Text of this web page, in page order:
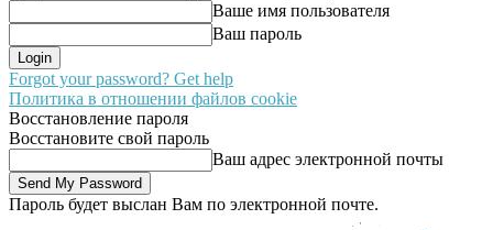
Ваше имя пользователя
Ваш пароль
Forgot your password? Get help
Политика в отношении файлов cookie
Восстановление пароля
Восстановите свой пароль
Ваш адрес электронной почты
Пароль будет выслан Вам по электронной почте.